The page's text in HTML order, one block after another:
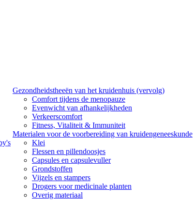
Gezondheidstheeën van het kruidenhuis (vervolg)
Comfort tijdens de menopauze
Evenwicht van afhankelijkheden
Verkeerscomfort
Fitness, Vitaliteit & Immuniteit
Materialen voor de voorbereiding van kruidengeneeskunde
Klei
Flessen en pillendoosjes
Capsules en capsulevuller
Grondstoffen
Vijzels en stampers
Drogers voor medicinale planten
Overig materiaal